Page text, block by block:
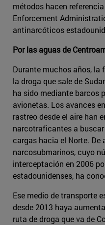
métodos hacen
Enforcement
antinarcóticos
Por las aguas de
Durante muchos años,
la droga que sale de
ha sido mediante barcos
avionetas. Los avances
rastreo desde el aire han
narcotraficantes a
cargas hacia el Norte. De
narcosubmarinos, cuyo
interceptación en 2006
estadounidenses, ha
Ese medio de transporte
desde 2013 haya
ruta de droga que va de